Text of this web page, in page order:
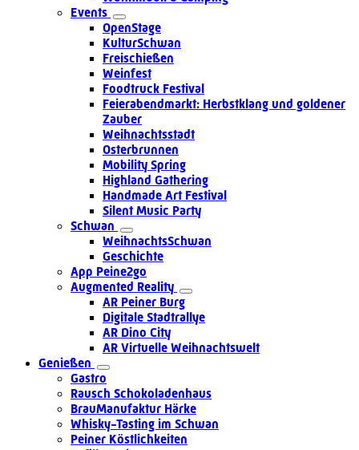
Events
OpenStage
KulturSchwan
Freischießen
Weinfest
Foodtruck Festival
Feierabendmarkt: Herbstklang und goldener
Zauber
Weihnachtsstadt
Osterbrunnen
Mobility Spring
Highland Gathering
Handmade Art Festival
Silent Music Party
Schwan
WeihnachtsSchwan
Geschichte
App Peine2go
Augmented Reality
AR Peiner Burg
Digitale Stadtrallye
AR Dino City
AR Virtuelle Weihnachtswelt
Genießen
Gastro
Rausch Schokoladenhaus
BrauManufaktur Härke
Whisky-Tasting im Schwan
Peiner Köstlichkeiten